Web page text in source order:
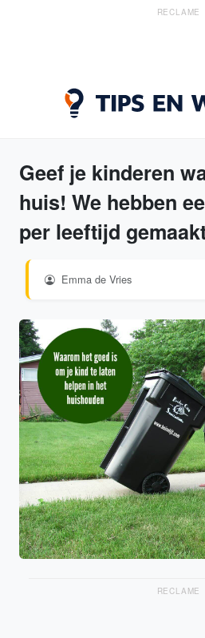
RECLAME
Geef je kinderen
huis! We hebben
per leeftijd
Emma de Vries
RECLAME